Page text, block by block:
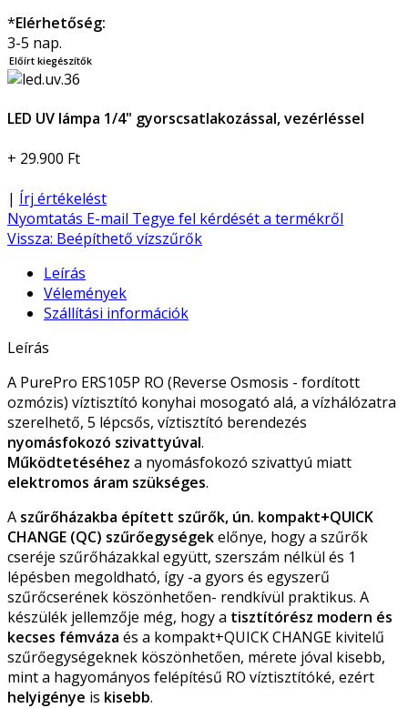
*Elérhetőség:
3-5 nap.
Előírt kiegészítők
LED UV lámpa 1/4" gyorscsatlakozással, vezérléssel
+ 29.900 Ft
| Írj értékelést
Nyomtatás E-mail Tegye fel kérdését a termékről
Vissza: Beépíthető vízszűrők
Leírás
Vélemények
Szállítási információk
Leírás
A PurePro ERS105P RO (Reverse Osmosis - fordított
ozmózis) víztisztító konyhai mosogató alá, a vízhálózatra
szerelhető, 5 lépcsős, víztisztító berendezés
nyomásfokozó szivattyúval.
Működtetéséhez a nyomásfokozó szivattyú miatt
elektromos áram szükséges.
A szűrőházakba épített szűrők, ún. kompakt+QUICK
CHANGE (QC) szűrőegységekelőnye, hogy a szűrők
cseréje szűrőházakkal együtt, szerszám nélkül és 1
lépésben megoldható, így -a gyors és egyszerű
szűrőcserének köszönhetően- rendkívül praktikus. A
készülék jellemzője még, hogy a tisztítórész modern és
kecses fémváza és a kompakt+QUICK CHANGE kivitelű
szűrőegységeknek köszönhetően, mérete jóval kisebb,
mint a hagyományos felépítésű RO víztisztítóké, ezért
helyigénye is kisebb.